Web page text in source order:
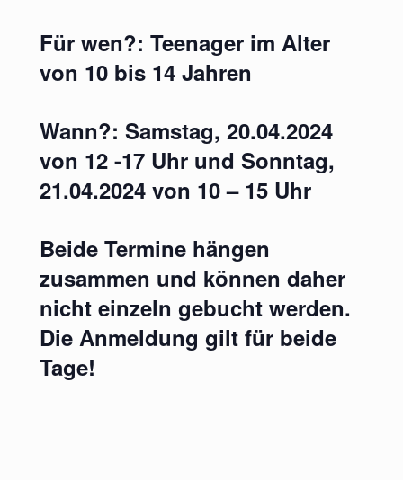
Für wen?: Teenager im Alter
von 10 bis 14 Jahren
Wann?: Samstag, 20.04.2024
von 12 -17 Uhr und Sonntag,
21.04.2024 von 10 – 15 Uhr
Beide Termine hängen
zusammen und können daher
nicht einzeln gebucht werden.
Die Anmeldung gilt für beide
Tage!